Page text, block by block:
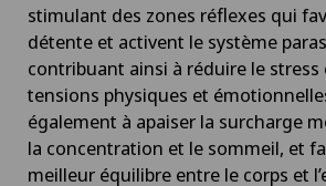
stimulant des zones réflexes qui
détente et activent le système
contribuant ainsi à réduire le stress
tensions physiques et
également à apaiser la surcharge
la concentration et le sommeil, et
meilleur équilibre entre le corps et